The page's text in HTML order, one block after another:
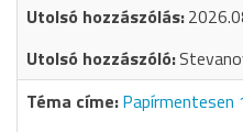
Papírmentesen